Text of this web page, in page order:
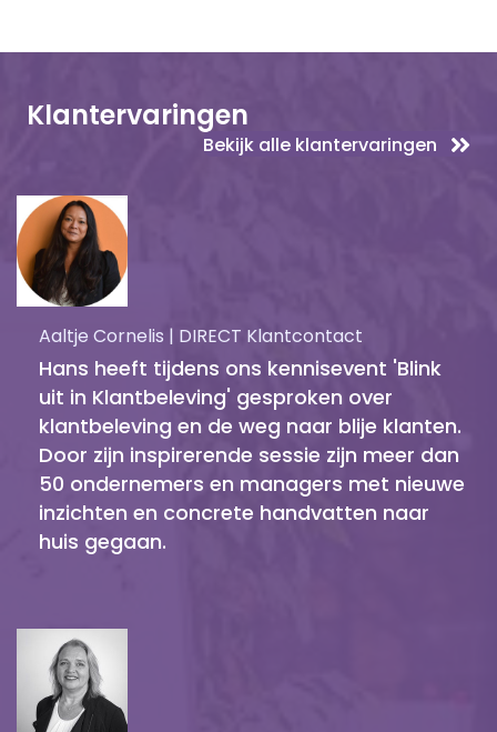
Klantervaringen
Bekijk alle klantervaringen
Aaltje Cornelis | DIRECT Klantcontact
Hans heeft tijdens ons kennisevent 'Blink
uit in Klantbeleving' gesproken over
klantbeleving en de weg naar blije klanten.
Door zijn inspirerende sessie zijn meer dan
50 ondernemers en managers met nieuwe
inzichten en concrete handvatten naar
huis gegaan.